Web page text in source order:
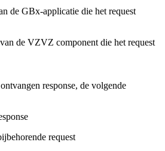
de GBx-applicatie die het request
de VZVZ component die het request
response, de volgende
request